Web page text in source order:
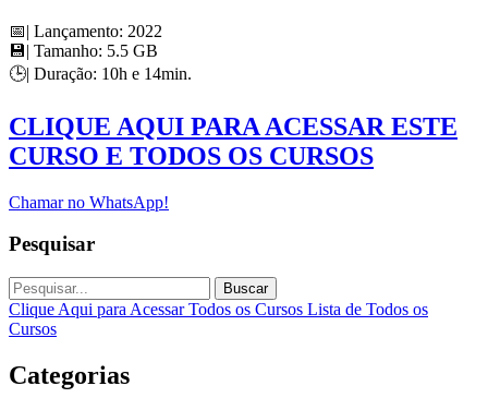
📅| Lançamento: 2022
💾| Tamanho: 5.5 GB
🕒| Duração: 10h e 14min.
CLIQUE AQUI PARA ACESSAR ESTE
CURSO E TODOS OS CURSOS
Chamar no WhatsApp!
Pesquisar
Buscar
Clique Aqui para Acessar Todos os Cursos Lista de Todos os
Cursos
Categorias